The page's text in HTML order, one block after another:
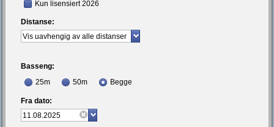
Kun lisensiert 2026
Distanse:
Basseng:
25m
50m Begge
Fra dato: